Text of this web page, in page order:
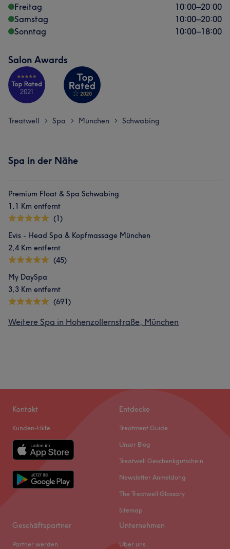
Freitag
10:00–20:00
Samstag
10:00–20:00
Sonntag
10:00–18:00
Salon Awards
Treatwell > Spa > München > Schwabing
Spa in der Nähe
Premium Float & Spa Schwabing
1,1 Km entfernt
(1)
Evis - Head Spa & Kopfmassage München
2,4 Km entfernt
(45)
My DaySpa
3,3 Km entfernt
(691)
Weitere Spa in Hohenzollernstraße, München
Kontakt
Kunden-Hilfe
Entdecke
Treatment Guide
Unser Blog
Treatwell Geschenkgutschein
Newsletter Anmeldung
The Treatwell Glossary
Sitemap
Geschäftspartner
Partner werden
Unternehmen
Über uns